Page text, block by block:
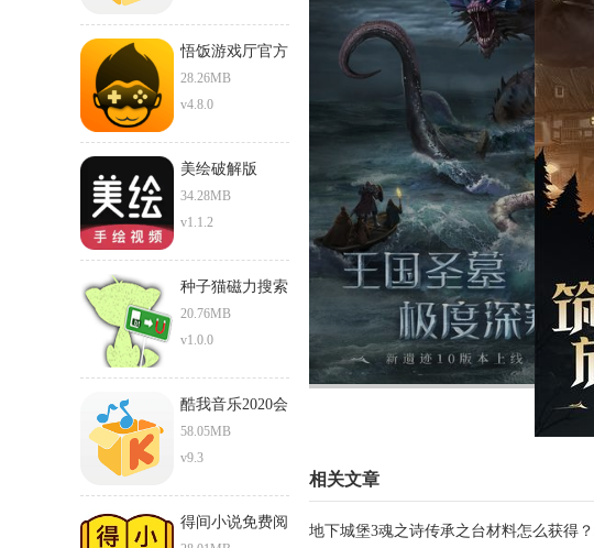
悟饭游戏厅官方
正版下载安卓版
28.26MB
v4.8.0
美绘破解版
34.28MB
v1.1.2
种子猫磁力搜索
torrentkitty
20.76MB
v1.0.0
酷我音乐2020会
员破解版
58.05MB
v9.3
得间小说免费阅
相关文章
地下城堡3魂之诗传承之台材料怎么获得